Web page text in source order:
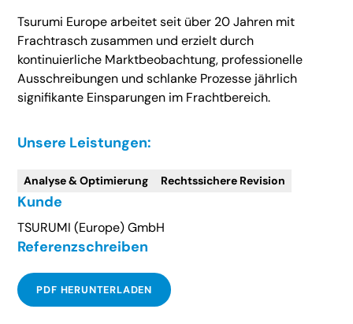
Tsurumi Europe arbeitet seit über 20 Jahren mit
Frachtrasch zusammen und erzielt durch
kontinuierliche Marktbeobachtung, professionelle
Ausschreibungen und schlanke Prozesse jährlich
signifikante Einsparungen im Frachtbereich.
Unsere Leistungen:
Analyse & Optimierung Rechtssichere Revision
Kunde
TSURUMI (Europe) GmbH
Referenzschreiben
PDF HERUNTERLADEN